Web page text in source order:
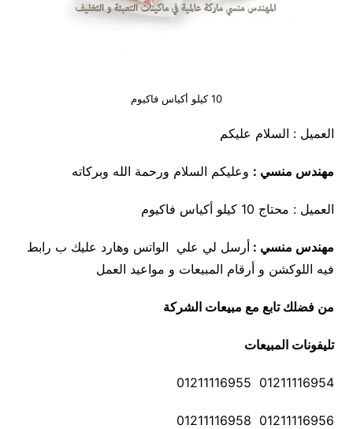
10 كيلو أكياس فاكيوم
العميل : السلام عليكم
مهندس منسي : وعليكم السلام ورحمة الله وبركاته
العميل : محتاج 10 كيلو أكياس فاكيوم
مهندس منسي : أرسل لي علي الواتس وهارد عليك ب رابط
فيه اللوكشن و أرقام المبيعات و مواعيد العمل
من فضلك تابع مع مبيعات الشركة
تليفونات المبيعات
01211116954 01211116955
01211116956 01211116958